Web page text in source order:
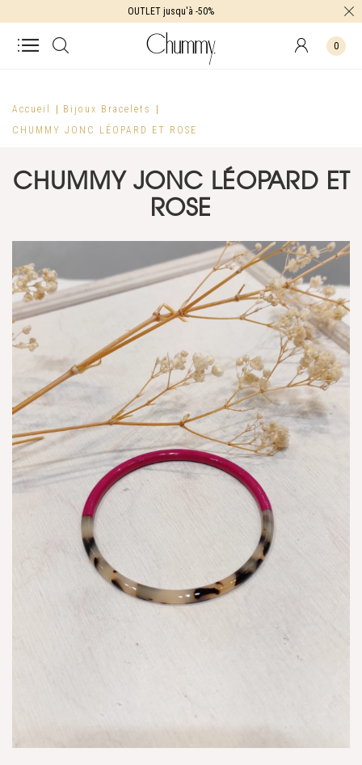
OUTLET jusqu'à -50%
0
Accueil Bijoux Bracelets
CHUMMY JONC LÉOPARD ET ROSE
CHUMMY JONC LÉOPARD ET
ROSE